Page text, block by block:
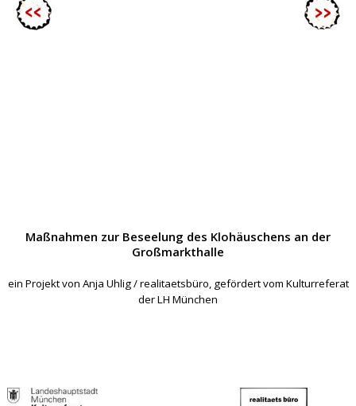
Maßnahmen zur Beseelung des Klohäuschens an der
Großmarkthalle
ein Projekt von Anja Uhlig / realitaetsbüro, gefördert vom Kulturreferat
der LH München